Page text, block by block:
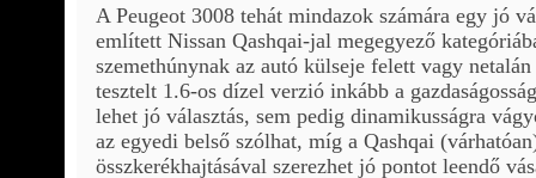
A Peugeot 3008 tehát mindazok számára egy jó
említett Nissan Qashqai-jal megegyező
szemethúnynak az autó külseje felett vagy
tesztelt 1.6-os dízel verzió inkább a
lehet jó választás, sem pedig dinamikusságra
az egyedi belső szólhat, míg a Qashqai
összkerékhajtásával szerezhet jó pontot leendő